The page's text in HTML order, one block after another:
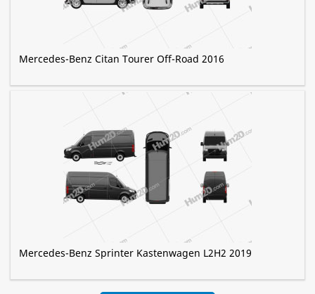
Mercedes-Benz Citan Tourer Off-Road 2016
Mercedes-Benz Sprinter Kastenwagen L2H2 2019